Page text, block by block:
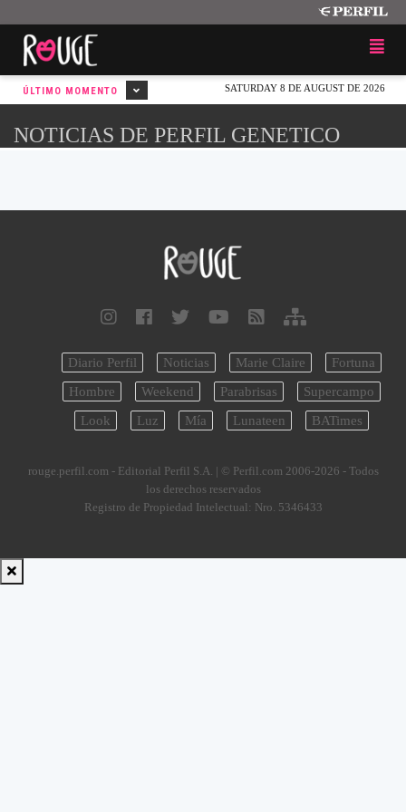
SATURDAY 8 DE AUGUST DE 2026
ÚLTIMO MOMENTO
NOTICIAS DE PERFIL GENETICO
Diario Perfil Noticias Marie Claire
Fortuna
Hombre
Weekend Parabrisas
Supercampo
Look
Luz Mía Lunateen BATimes
rouge.perfil.com - Editorial Perfil S.A. | © Perfil.com 2006-2026 - Todos
los derechos reservados
Registro de Propiedad Intelectual: Nro. 5346433